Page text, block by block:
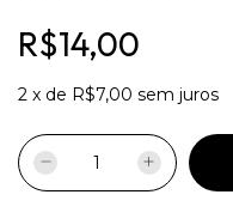
R$14,00
2 x de R$7,00 sem juros